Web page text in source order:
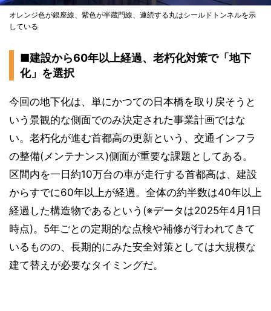
オレンジ色が銀座線、紫色が半蔵門線、連続する丸はシールドトンネルを示
している
■建設から60年以上経過、老朽化対策で「地下
化」を選択
今回の地下化は、単にかつての日本橋を取り戻そうと
いう景観的な側面でのみ決定された事業計画ではな
い。老朽化が進む首都高の更新という、交通インフラ
の整備(メンテナンス)側面が重要な課題としてある。
区間内を一日約10万台の車が走行する首都高は、建設
からすでに60年以上が経過。全体の約半数は40年以上
経過した構造物であるという(※データは2025年4月1日
時点)。5年ごとの定期的な点検や補修が行われてきて
いるものの、長期的にみた安全対策としては大規模な
建て替えが必要なタイミングだ。